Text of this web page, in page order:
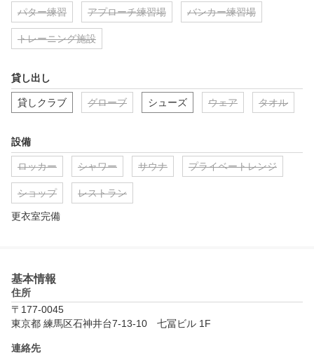
いつもの環境で練習したり、基礎の再確認や苦手シチュエーショ
ンでの特訓など目的に合わせて色々なモードを選んで練習するこ
とができます。
ゲーム感覚で楽しみながら上達できるモードもあり、退屈だと思
②マイモ動画でスイングチェック
正面後方のスイング動画を録画、再生、スロー再生、コマ送りす
また、線を引いてスイングのズレや動きを確認できたり、8つのポ
ジションをプロと比較してチェックすることができます。
③ショット分析
ハイスピードカメラを使用した弾道解析は正確なボールの軌道を
再現し、ターゲットに対するショットの精度が確認できます。
そして、データを比較して最適なクラブを見つけることができる
フィッティングモードもおすすめです。
④専用アプリでいつでも確認
お持ちのスマホでスイング動画やショットデータの確認が可能で
す。毎日の練習前にチェックして効率の良い練習をすることがで
パター練習 アプローチ練習場 バンカー練習場
トレーニング施設
貸し出し
貸しクラブ グローブ シューズ ウェア タオル
設備
ロッカー シャワー サウナ プライベートレンジ
ショップ レストラン
更衣室完備
基本情報
住所
〒177-0045
東京都 練馬区石神井台7-13-10　七冨ビル 1F
連絡先